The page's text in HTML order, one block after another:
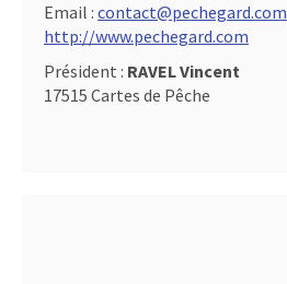
Email : contact@pechegard.com
http://www.pechegard.com
Président : RAVEL Vincent
17515 Cartes de Pêche